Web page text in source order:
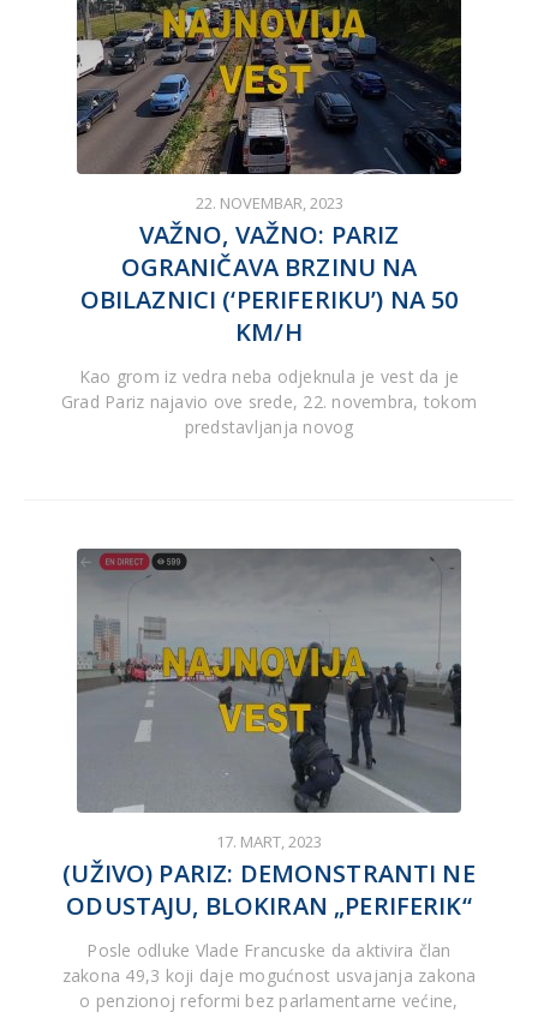
22. NOVEMBAR, 2023
VAŽNO, VAŽNO: PARIZ
OGRANIČAVA BRZINU NA
OBILAZNICI (‘PERIFERIKU’) NA 50
KM/H
Kao grom iz vedra neba odjeknula je vest da je
Grad Pariz najavio ove srede, 22. novembra, tokom
predstavljanja novog
17. MART, 2023
(UŽIVO) PARIZ: DEMONSTRANTI NE
ODUSTAJU, BLOKIRAN „PERIFERIK“
Posle odluke Vlade Francuske da aktivira član
zakona 49,3 koji daje mogućnost usvajanja zakona
o penzionoj reformi bez parlamentarne većine,